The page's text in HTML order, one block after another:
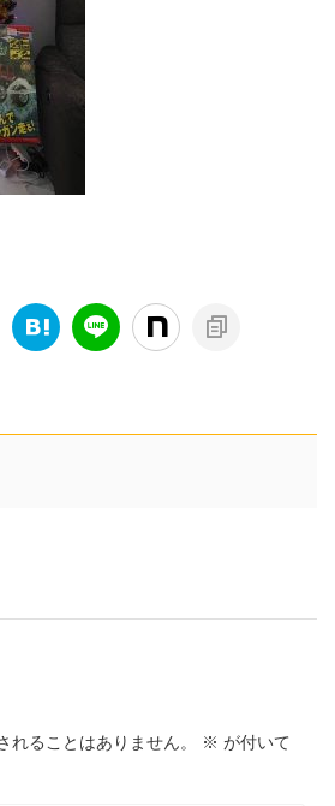
れることはありません。 ※ が付いて